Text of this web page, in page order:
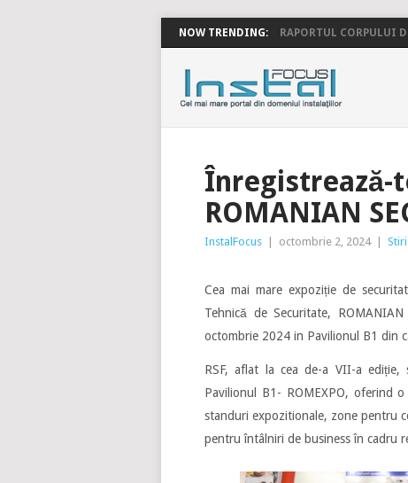
NOW TRENDING: RAPORTUL CORPULUI
INSTALFOCUS
Înregistrează-
ROMANIAN
InstalFocus octombrie 2, 2024 Stiri
Cea mai mare expoziție de
Tehnică de Securitate,
octombrie 2024 in Pavilionul B1 din
RSF, aflat la cea de-a VII-a
Pavilionul B1- ROMEXPO, oferind
standuri expozitionale, zone pentru
pentru întâlniri de business în cadru